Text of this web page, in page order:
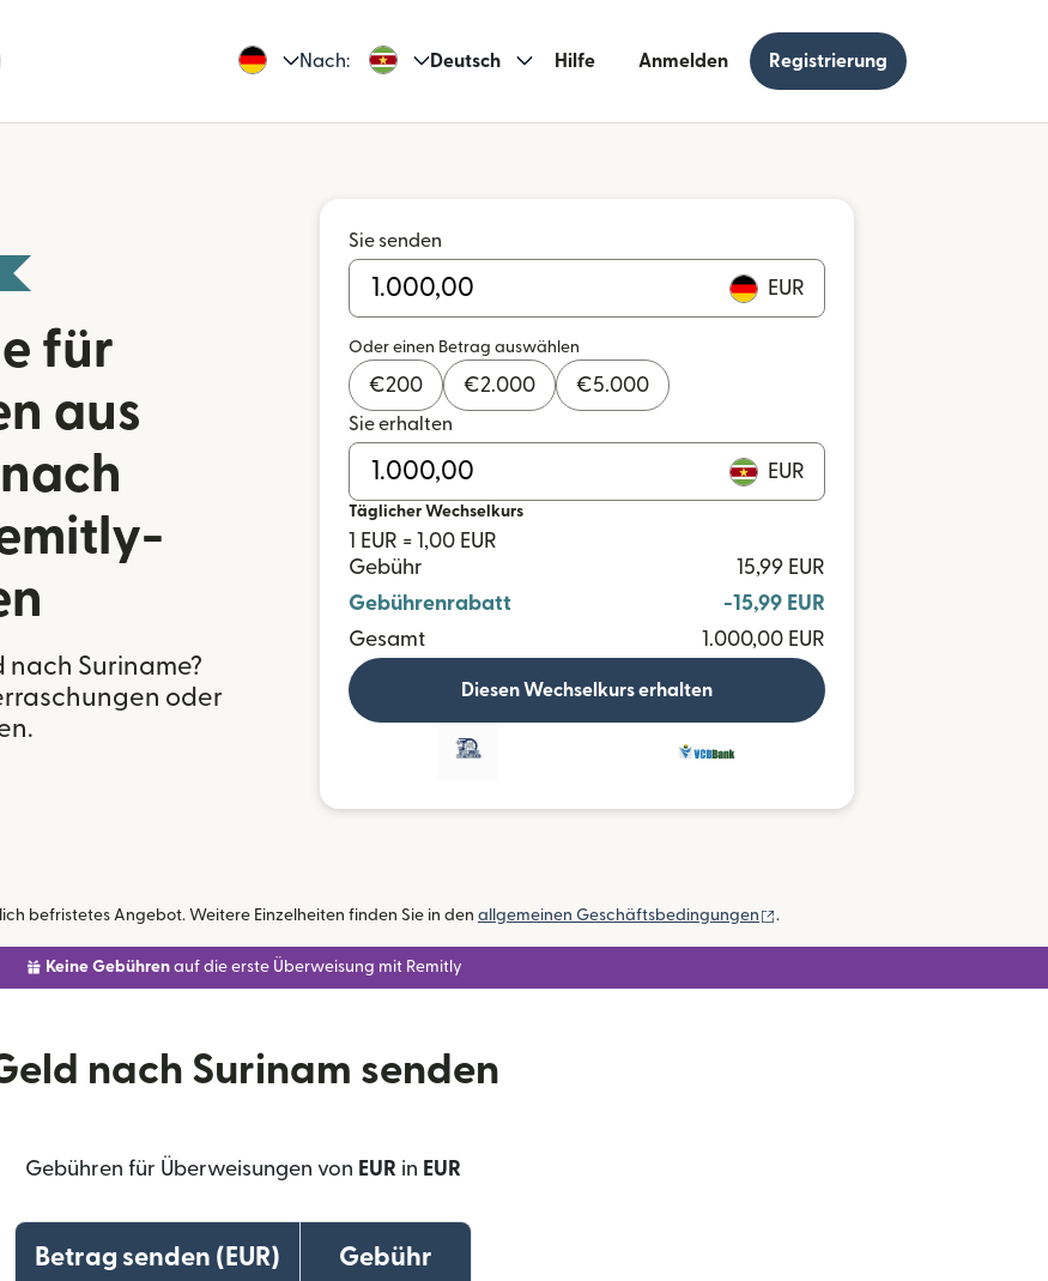
Nach: Deutsch Hilfe Anmelden Registrierung
für
aus
nach Suriname?
oder
Sie senden
EUR
Oder einen Betrag auswählen
€200 €2.000 €5.000
Sie erhalten
EUR
Täglicher Wechselkurs
1 EUR = 1,00 EUR
Gebühr
15,99 EUR
Gebührenrabatt
-15,99 EUR
Gesamt
1.000,00 EUR
Diesen Wechselkurs erhalten
befristetes Angebot. Weitere Einzelheiten finden Sie in den allgemeinen Geschäftsbedingungen (wird in einem neuen Fenster
.
Keine Gebührenauf die erste Überweisung mit Remitly
nach Surinam senden
Gebühren für Überweisungen von EUR in EUR
Betrag senden (EUR) Gebühr